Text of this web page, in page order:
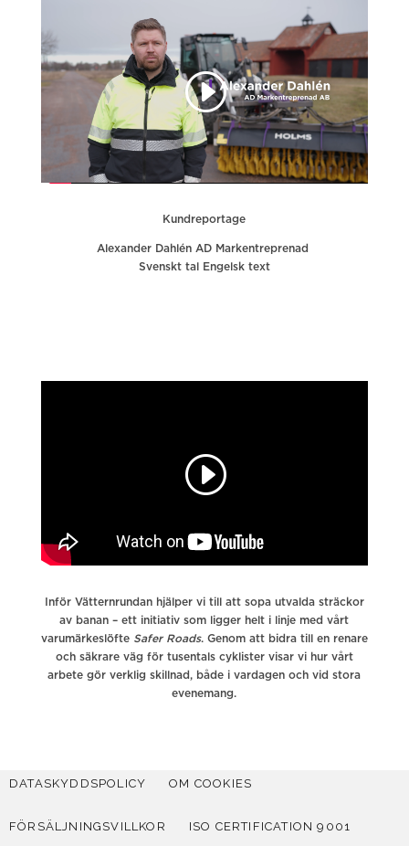
Kundreportage
Alexander Dahlén AD Markentreprenad
Svenskt tal Engelsk text
Inför Vätternrundan hjälper vi till att sopa utvalda sträckor
av banan – ett initiativ som ligger helt i linje med vårt
varumärkeslöfte Safer Roads. Genom att bidra till en renare
och säkrare väg för tusentals cyklister visar vi hur vårt
arbete gör verklig skillnad, både i vardagen och vid stora
evenemang.
DATASKYDDSPOLICY OM COOKIES
FÖRSÄLJNINGSVILLKOR ISO CERTIFICATION 9001